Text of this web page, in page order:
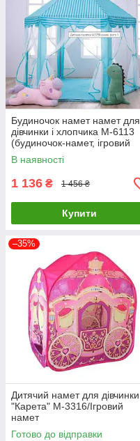
Будиночок намет намет для
дівчинки і хлопчика M-6113
(будиночок-намет, ігровий
будиночок)
В наявності
1 136 ₴ 1 456 ₴
Купити
–35%
Дитячий намет для дівчинки
"Карета" M-3316/Ігровий
намет
Готово до відправки